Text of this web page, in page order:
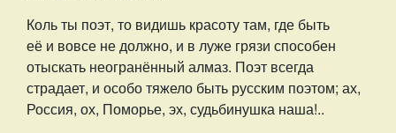
Коль ты поэт, то видишь красоту там, где быть
её и вовсе не должно, и в луже грязи способен
отыскать неогранённый алмаз. Поэт всегда
страдает, и особо тяжело быть русским поэтом; ах,
Россия, ох, Поморье, эх, судьбинушка наша!..